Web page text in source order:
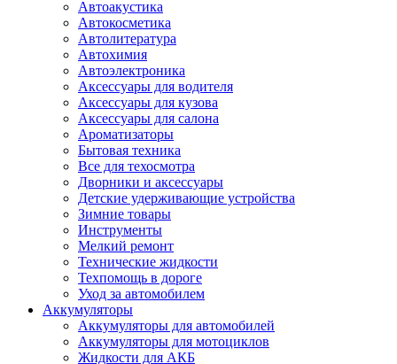
Автоакустика
Автокосметика
Автолитература
Автохимия
Автоэлектроника
Аксессуары для водителя
Аксессуары для кузова
Аксессуары для салона
Ароматизаторы
Бытовая техника
Все для техосмотра
Дворники и аксессуары
Детские удерживающие устройства
Зимние товары
Инструменты
Мелкий ремонт
Технические жидкости
Техпомощь в дороге
Уход за автомобилем
Аккумуляторы
Аккумуляторы для автомобилей
Аккумуляторы для мотоциклов
Жидкости для АКБ